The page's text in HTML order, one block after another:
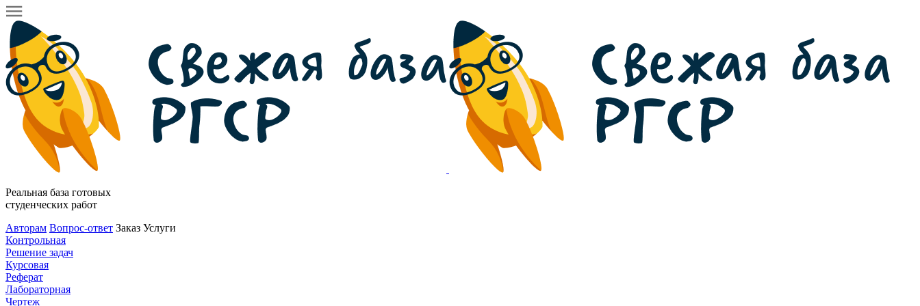
Реальная база готовых
студенческих работ
Авторам Вопрос-ответ Заказ Услуги
Контрольная
Решение задач
Курсовая
Реферат
Лабораторная
Чертеж